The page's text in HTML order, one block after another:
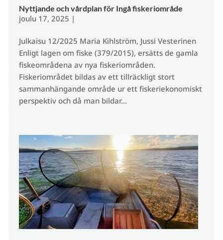
Nyttjande och vårdplan för Ingå fiskeriområde
joulu 17, 2025 |
Julkaisu 12/2025 Maria Kihlström, Jussi Vesterinen
Enligt lagen om fiske (379/2015), ersätts de gamla
fiskeområdena av nya fiskeriområden.
Fiskeriområdet bildas av ett tillräckligt stort
sammanhängande område ur ett fiskeriekonomiskt
perspektiv och då man bildar...